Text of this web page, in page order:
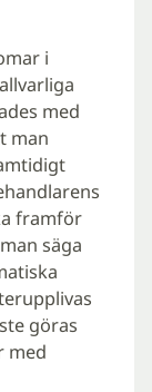
i
med
man
framför
säga
göras
med